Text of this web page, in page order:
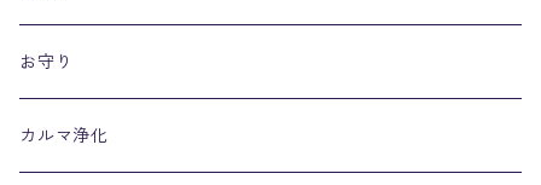
お守り
カルマ浄化